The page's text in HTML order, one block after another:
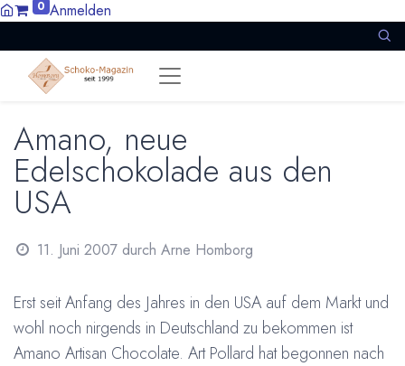
0 Anmelden
Amano, neue
Edelschokolade aus den
USA
11. Juni 2007 durch Arne Homborg
Erst seit Anfang des Jahres in den USA auf dem Markt und
wohl noch nirgends in Deutschland zu bekommen ist
Amano Artisan Chocolate. Art Pollard hat begonnen nach